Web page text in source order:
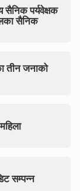
सैनिक पर्यवेक्षक
सैनिक
तीन जनाको
सम्पन्न